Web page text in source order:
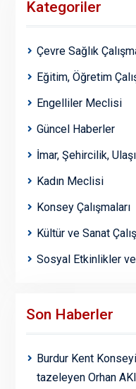
Kategoriler
Çevre Sağlık
Eğitim, Öğretim
Engelliler Meclisi
Güncel Haberler
İmar, Şehircilik,
Kadın Meclisi
Konsey Çalışmaları
Kültür ve Sanat
Sosyal Etkinlikler
Son Haberler
Burdur Kent
tazeleyen Orhan